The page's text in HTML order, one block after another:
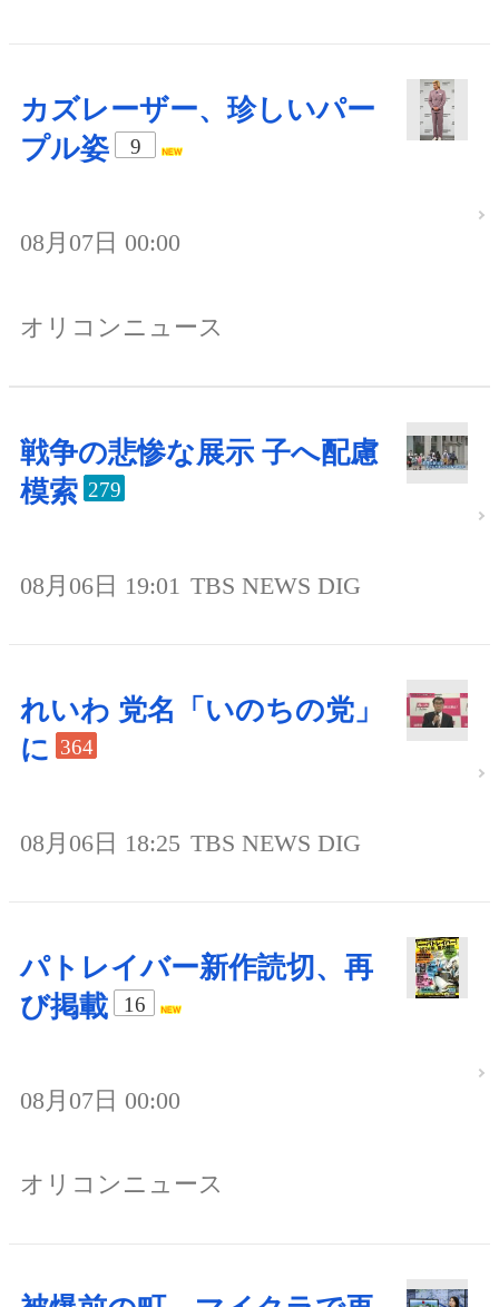
カズレーザー、珍しいパー
プル姿
9
08月07日 00:00
オリコンニュース
戦争の悲惨な展示 子へ配慮
模索 279
08月06日 19:01 TBS NEWS DIG
れいわ 党名「いのちの党」
に 364
08月06日 18:25 TBS NEWS DIG
パトレイバー新作読切、再
び掲載
16
08月07日 00:00
オリコンニュース